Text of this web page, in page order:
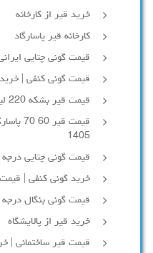
خرید قیر از کارخانه
کارخانه قیر پاسارگاد
قیمت گونی چتایی ایرانی |
قیمت گونی کنفی | خرید
قیمت قیر بشکه 220 لیتری | خرید امروز پالایشگاه
قیمت
1405
قیمت گونی چتایی
خرید گونی کنفی | قیمت
قیمت گونی بنگال درجه 2 | خرید امروز مرداد ماه 1405
خرید قیر از پالایشگاه
قیمت قیر ساختمانی |